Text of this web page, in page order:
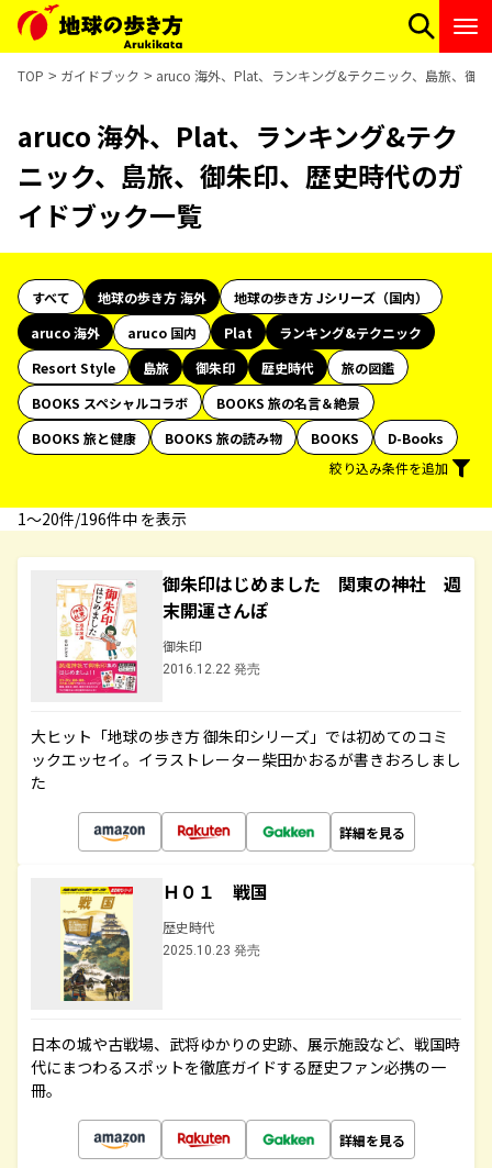
TOP ガイドブック aruco 海外、Plat、ランキング&テクニック、島旅、御
aruco 海外、Plat、ランキング&テク
ニック、島旅、御朱印、歴史時代のガ
イドブック一覧
すべて 地球の歩き方 海外
地球の歩き方 Jシリーズ（国内）
aruco 海外
aruco 国内 Plat
ランキング&テクニック
Resort Style
島旅 御朱印 歴史時代
旅の図鑑
BOOKS スペシャルコラボ
BOOKS 旅の名言＆絶景
BOOKS 旅と健康
BOOKS 旅の読み物 BOOKS
D-Books
絞り込み条件を追加
1〜20件/196件中 を表示
御朱印はじめました 関東の神社 週
末開運さんぽ
御朱印
2016.12.22 発売
大ヒット「地球の歩き方 御朱印シリーズ」では初めてのコミ
ックエッセイ。イラストレーター柴田かおるが書きおろしまし
た
詳細を見る
Ｈ０１ 戦国
歴史時代
2025.10.23 発売
日本の城や古戦場、武将ゆかりの史跡、展示施設など、戦国時
代にまつわるスポットを徹底ガイドする歴史ファン必携の一
冊。
詳細を見る